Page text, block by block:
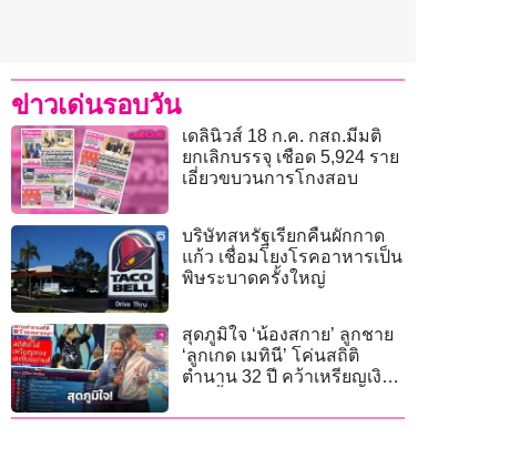
ข่าวเด่นรอบวัน
เดลินิวส์ 18 ก.ค. กสถ.มีมติ
ยกเลิกบรรจุ เชือด 5,924 ราย
เอี่ยวขบวนการโกงสอบ
บริษัทสหรัฐเรียกคืนผักกาด
แก้ว เชื่อมโยงโรคอาหารเป็น
พิษระบาดครั้งใหญ่
สุดภูมิใจ ‘น้องสกาย’ ลูกชาย
‘ลูกเกด เมทินี’ โค่นสถิติ
ตำนาน 32 ปี คว้าเหรียญเงิน